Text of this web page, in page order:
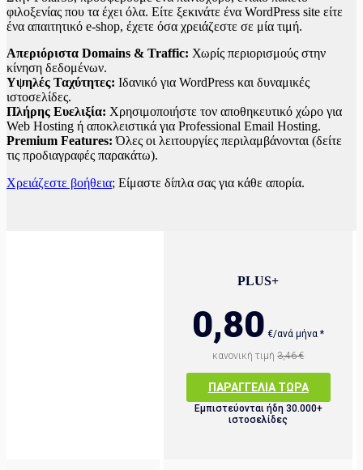
φιλοξενίας που τα έχει όλα. Είτε ξεκινάτε ένα WordPress site είτε
ένα απαιτητικό e-shop, έχετε όσα χρειάζεστε σε μία τιμή.
Απεριόριστα Domains & Traffic: Χωρίς περιορισμούς στην
κίνηση δεδομένων.
Υψηλές Ταχύτητες: Ιδανικό για WordPress και δυναμικές
ιστοσελίδες.
Πλήρης Ευελιξία: Χρησιμοποιήστε τον αποθηκευτικό χώρο για
Web Hosting ή αποκλειστικά για Professional Email Hosting.
Premium Features: Όλες οι λειτουργίες περιλαμβάνονται (δείτε
τις προδιαγραφές παρακάτω).
Χρειάζεστε βοήθεια; Είμαστε δίπλα σας για κάθε απορία.
PLUS+
0,80 €/ανά μήνα *
κανονική τιμή3,46 €
ΠΑΡΑΓΓΕΛΊΑ ΤΏΡΑ
Εμπιστεύονται ήδη 30.000+
ιστοσελίδες